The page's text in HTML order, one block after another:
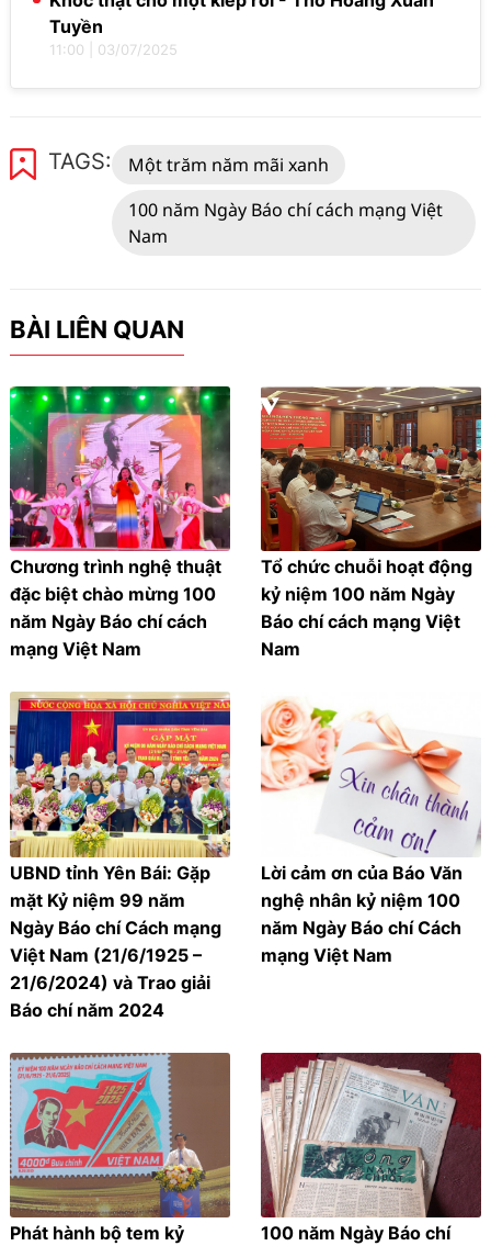
Tuyền
11:00 03/07/2025
TAGS:
Một trăm năm mãi xanh
100 năm Ngày Báo chí cách mạng Việt
Nam
BÀI LIÊN QUAN
Chương trình nghệ thuật
đặc biệt chào mừng 100
năm Ngày Báo chí cách
mạng Việt Nam
Tổ chức chuỗi hoạt động
kỷ niệm 100 năm Ngày
Báo chí cách mạng Việt
Nam
UBND tỉnh Yên Bái: Gặp
mặt Kỷ niệm 99 năm
Ngày Báo chí Cách mạng
Việt Nam (21/6/1925 –
21/6/2024) và Trao giải
Báo chí năm 2024
Lời cảm ơn của Báo Văn
nghệ nhân kỷ niệm 100
năm Ngày Báo chí Cách
mạng Việt Nam
Phát hành bộ tem kỷ
100 năm Ngày Báo chí